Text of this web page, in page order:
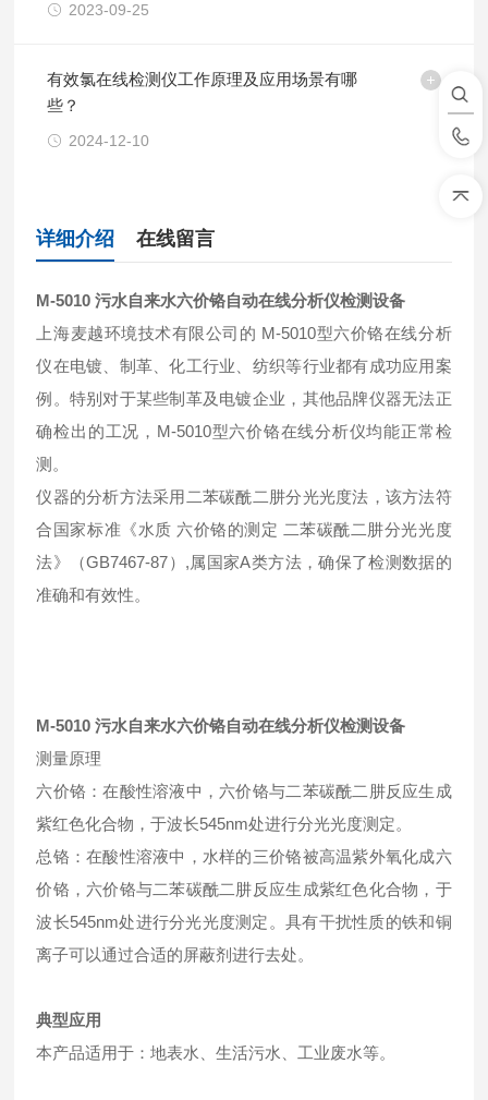
2023-09-25
有效氯在线检测仪工作原理及应用场景有哪
些？
2024-12-10
详细介绍 在线留言
M-5010污水自来水六价铬自动在线分析仪检测设备
上海麦越环境技术有限公司的 M-5010型六价铬在线分析
仪在电镀、制革、化工行业、纺织等行业都有成功应用案
例。特别对于某些制革及电镀企业，其他品牌仪器无法正
确检出的工况，M-5010型六价铬在线分析仪均能正常检
测。
仪器的分析方法采用二苯碳酰二肼分光光度法，该方法符
合国家标准《水质 六价铬的测定 二苯碳酰二肼分光光度
法》（GB7467-87）,属国家A类方法，确保了检测数据的
准确和有效性。
M-5010污水自来水六价铬自动在线分析仪检测设备
测量原理
六价铬：在酸性溶液中，六价铬与二苯碳酰二肼反应生成
紫红色化合物，于波长545nm处进行分光光度测定。
总铬：在酸性溶液中，水样的三价铬被高温紫外氧化成六
价铬，六价铬与二苯碳酰二肼反应生成紫红色化合物，于
波长545nm处进行分光光度测定。具有干扰性质的铁和铜
离子可以通过合适的屏蔽剂进行去处。
典型应用
本产品适用于：地表水、生活污水、工业废水等。